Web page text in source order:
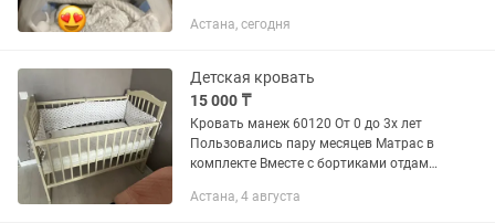
Астана, сегодня
Детская кровать
15 000 ₸
Кровать манеж 60120 От 0 до 3х лет
Пользовались пару месяцев Матрас в
комплекте Вместе с бортиками отдам
Косшы
Астана, 4 августа